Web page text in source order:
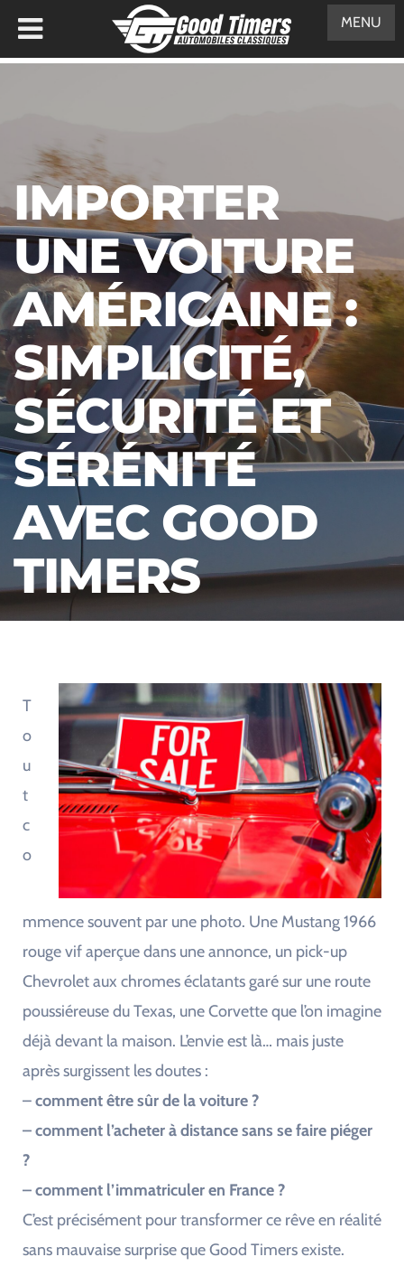
IMPORTER
UNE VOITURE
AMÉRICAINE :
SIMPLICITÉ,
SÉCURITÉ ET
SÉRÉNITÉ
AVEC GOOD
TIMERS
T
o
u
t
c
o
mmence souvent par une photo. Une Mustang 1966
rouge vif aperçue dans une annonce, un pick-up
Chevrolet aux chromes éclatants garé sur une route
poussiéreuse du Texas, une Corvette que l’on imagine
déjà devant la maison. L’envie est là… mais juste
après surgissent les doutes :
–comment être sûr de la voiture ?
– comment l’acheter à distance sans se faire piéger
?
– comment l’immatriculer en France ?
C’est précisément pour transformer ce rêve en réalité
sans mauvaise surprise que Good Timers existe.
MENU